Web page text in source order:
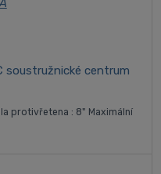
soustružnické centrum
protivřetena : 8" Maximální